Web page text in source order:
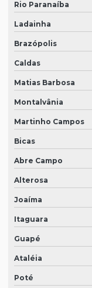
Rio Paranaíba
Ladainha
Brazópolis
Caldas
Matias Barbosa
Montalvânia
Martinho Campos
Bicas
Abre Campo
Alterosa
Joaíma
Itaguara
Guapé
Ataléia
Poté